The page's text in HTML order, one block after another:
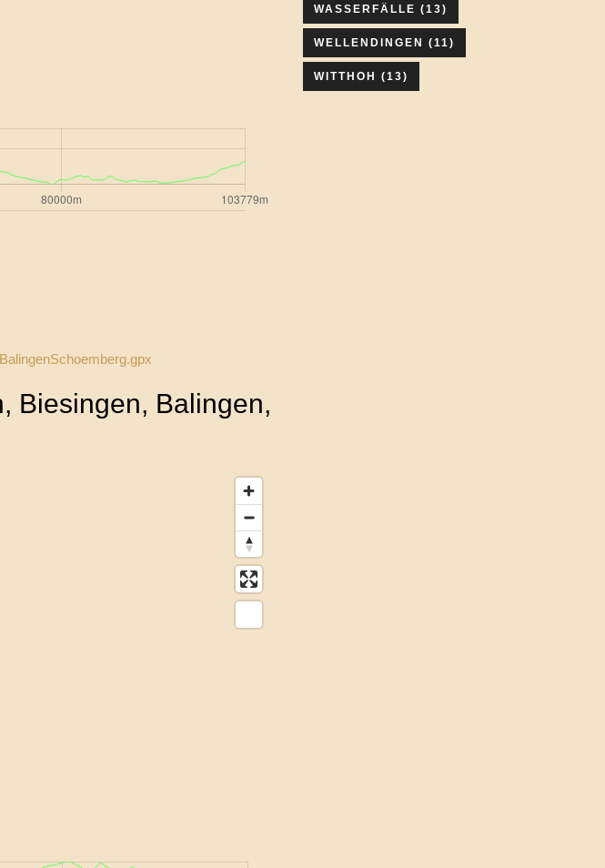
Biesingen, Balingen,
WASSERFÄLLE (13)
WELLENDINGEN (11)
WITTHOH (13)